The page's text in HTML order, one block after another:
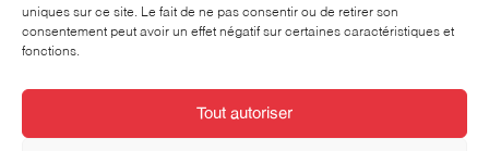
uniques sur ce site. Le fait de ne pas consentir ou de retirer son
consentement peut avoir un effet négatif sur certaines caractéristiques et
fonctions.
Tout autoriser
Case postale 324
1001 Lausanne
Le secrétariat est ouvert les lundis, mardis et jeudis,